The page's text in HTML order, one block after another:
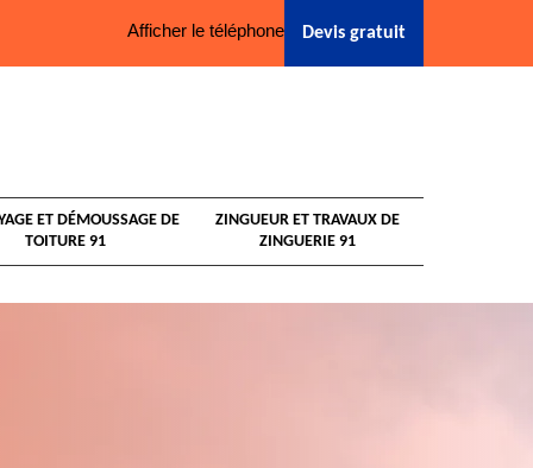
Afficher le téléphone Devis gratuit
ET DÉMOUSSAGE DE
TOITURE 91
ZINGUEUR ET TRAVAUX DE
ZINGUERIE 91